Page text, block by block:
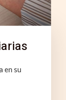
en su